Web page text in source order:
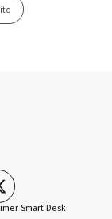
Smart Desk